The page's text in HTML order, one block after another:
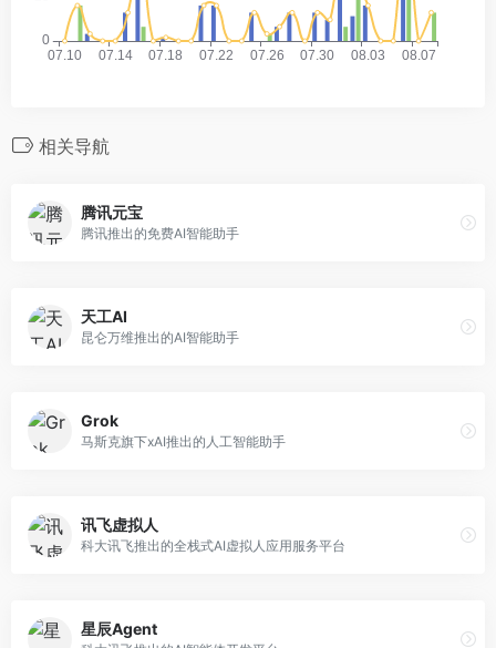
相关导航
腾讯元宝
腾讯推出的免费AI智能助手
天工AI
昆仑万维推出的AI智能助手
Grok
马斯克旗下xAI推出的人工智能助手
讯飞虚拟人
科大讯飞推出的全栈式AI虚拟人应用服务平台
星辰Agent